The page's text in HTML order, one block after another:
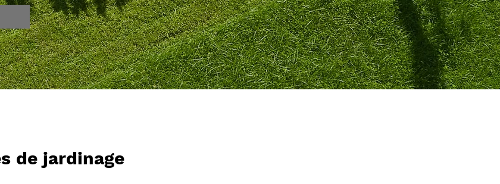
de jardinage